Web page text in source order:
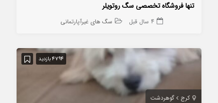
تنها فروشگاه تخصصی سگ روتویلر
4 سال قبل سگ های غیرآپارتمانی
4794 بازدید
کرج گوهردشت